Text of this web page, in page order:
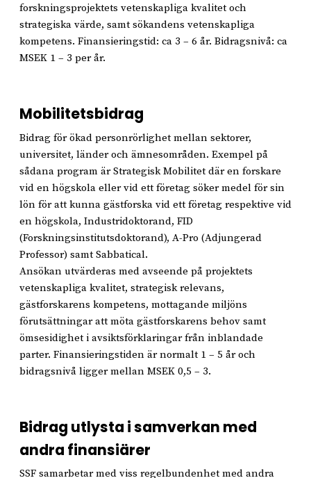
forskningsprojektets vetenskapliga kvalitet och
strategiska värde, samt sökandens vetenskapliga
kompetens. Finansieringstid: ca 3 – 6 år. Bidragsnivå: ca
MSEK 1 – 3 per år.
Mobilitetsbidrag
Bidrag för ökad personrörlighet mellan sektorer,
universitet, länder och ämnesområden. Exempel på
sådana program är Strategisk Mobilitet där en forskare
vid en högskola eller vid ett företag söker medel för sin
lön för att kunna gästforska vid ett företag respektive vid
en högskola, Industridoktorand, FID
(Forskningsinstitutsdoktorand), A-Pro (Adjungerad
Professor) samt Sabbatical.
Ansökan utvärderas med avseende på projektets
vetenskapliga kvalitet, strategisk relevans,
gästforskarens kompetens, mottagande miljöns
förutsättningar att möta gästforskarens behov samt
ömsesidighet i avsiktsförklaringar från inblandade
parter. Finansieringstiden är normalt 1 – 5 år och
bidragsnivå ligger mellan MSEK 0,5 – 3.
Bidrag utlysta i samverkan med
andra finansiärer
SSF samarbetar med viss regelbundenhet med andra